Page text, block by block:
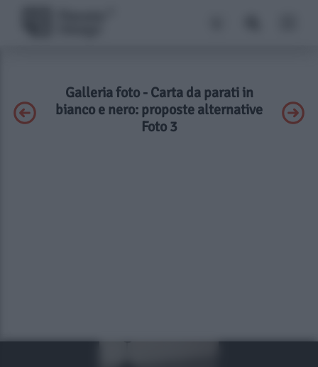
Galleria foto - Carta da parati in
bianco e nero: proposte alternative
Foto 3